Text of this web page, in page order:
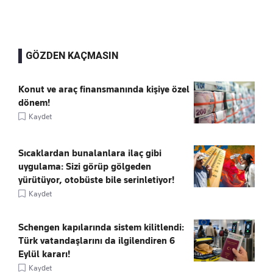
GÖZDEN KAÇMASIN
Konut ve araç finansmanında kişiye özel
dönem!
Kaydet
Sıcaklardan bunalanlara ilaç gibi
uygulama: Sizi görüp gölgeden
yürütüyor, otobüste bile serinletiyor!
Kaydet
Schengen kapılarında sistem kilitlendi:
Türk vatandaşlarını da ilgilendiren 6
Eylül kararı!
Kaydet